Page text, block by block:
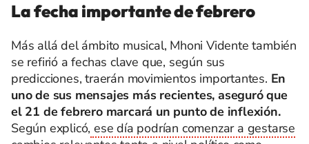
La fecha importante de febrero
Más allá del ámbito musical, Mhoni Vidente también
se refirió a fechas clave que, según sus
predicciones, traerán movimientos importantes. En
uno de sus mensajes más recientes, aseguró que
el 21 de febrero marcará un punto de inflexión.
Según explicó, ese día podrían comenzar a gestarse